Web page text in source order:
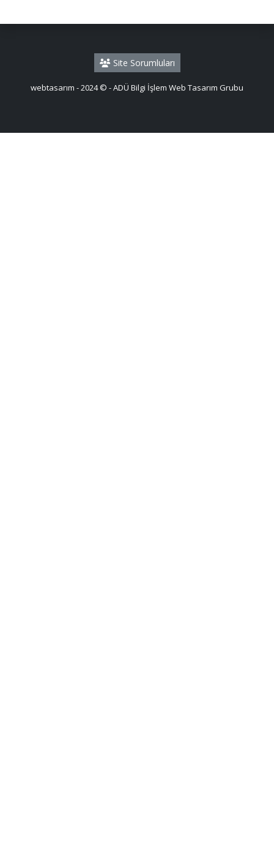
Site Sorumluları
webtasarım - 2024 © - ADÜ Bilgi İşlem Web Tasarım Grubu